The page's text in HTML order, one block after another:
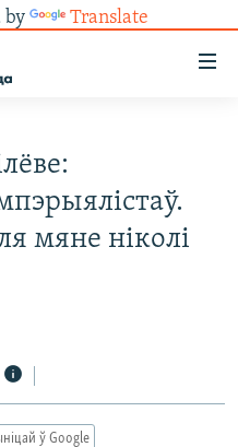
by Translate
мяне ніколі
ў Google